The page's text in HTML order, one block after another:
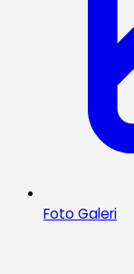
Foto Galeri